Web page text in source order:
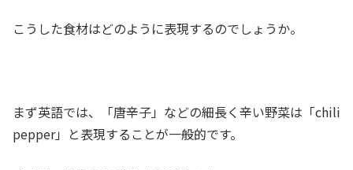
こうした食材はどのように表現するのでしょうか。
まず英語では、「唐辛子」などの細長く辛い野菜は「chili
pepper」と表現することが一般的です。